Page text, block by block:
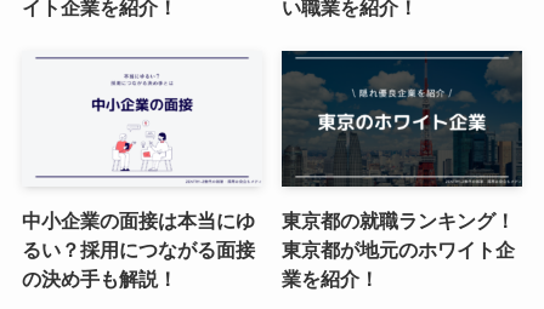
イト企業を紹介！
い職業を紹介！
中小企業の面接は本当にゆ
るい？採用につながる面接
の決め手も解説！
東京都の就職ランキング！
東京都が地元のホワイト企
業を紹介！